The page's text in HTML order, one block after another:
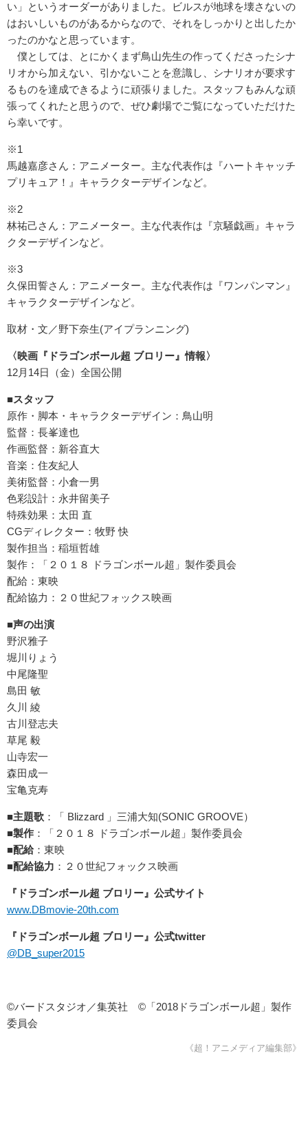
い」というオーダーがありました。ビルスが地球を壊さないの
はおいしいものがあるからなので、それをしっかりと出したか
ったのかなと思っています。
僕としては、とにかくまず鳥山先生の作ってくださったシナ
リオから加えない、引かないことを意識し、シナリオが要求す
るものを達成できるように頑張りました。スタッフもみんな頑
張ってくれたと思うので、ぜひ劇場でご覧になっていただけた
ら幸いです。
※1
馬越嘉彦さん：アニメーター。主な代表作は『ハートキャッチ
プリキュア！』キャラクターデザインなど。
※2
林祐己さん：アニメーター。主な代表作は『京騒戯画』キャラ
クターデザインなど。
※3
久保田誓さん：アニメーター。主な代表作は『ワンパンマン』
キャラクターデザインなど。
取材・文／野下奈生(アイプランニング)
〈映画『ドラゴンボール超 ブロリー』情報〉
12月14日（金）全国公開
■スタッフ
原作・脚本・キャラクターデザイン：鳥山明
監督：長峯達也
作画監督：新谷直大
音楽：住友紀人
美術監督：小倉一男
色彩設計：永井留美子
特殊効果：太田 直
CGディレクター：牧野 快
製作担当：稲垣哲雄
製作：「２０１８ ドラゴンボール超」製作委員会
配給：東映
配給協力：２０世紀フォックス映画
■声の出演
野沢雅子
堀川りょう
中尾隆聖
島田 敏
久川 綾
古川登志夫
草尾 毅
山寺宏一
森田成一
宝亀克寿
■主題歌 ：「 Blizzard 」三浦大知(SONIC GROOVE）
■製作 ：「２０１８ ドラゴンボール超」製作委員会
■配給：東映
■配給協力 ：２０世紀フォックス映画
『ドラゴンボール超 ブロリー』公式サイト
www.DBmovie-20th.com
『ドラゴンボール超 ブロリー』公式twitter
@DB_super2015
©バードスタジオ／集英社 ©「2018ドラゴンボール超」製作
委員会
《超！アニメディア編集部》